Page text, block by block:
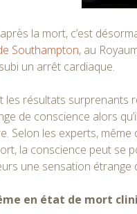
la mort, c’est
Southampton, au
un arrêt cardiaque.
les résultats surprenants
de conscience alors
Selon les experts,
la conscience peut se
une sensation étrange
en état de mort